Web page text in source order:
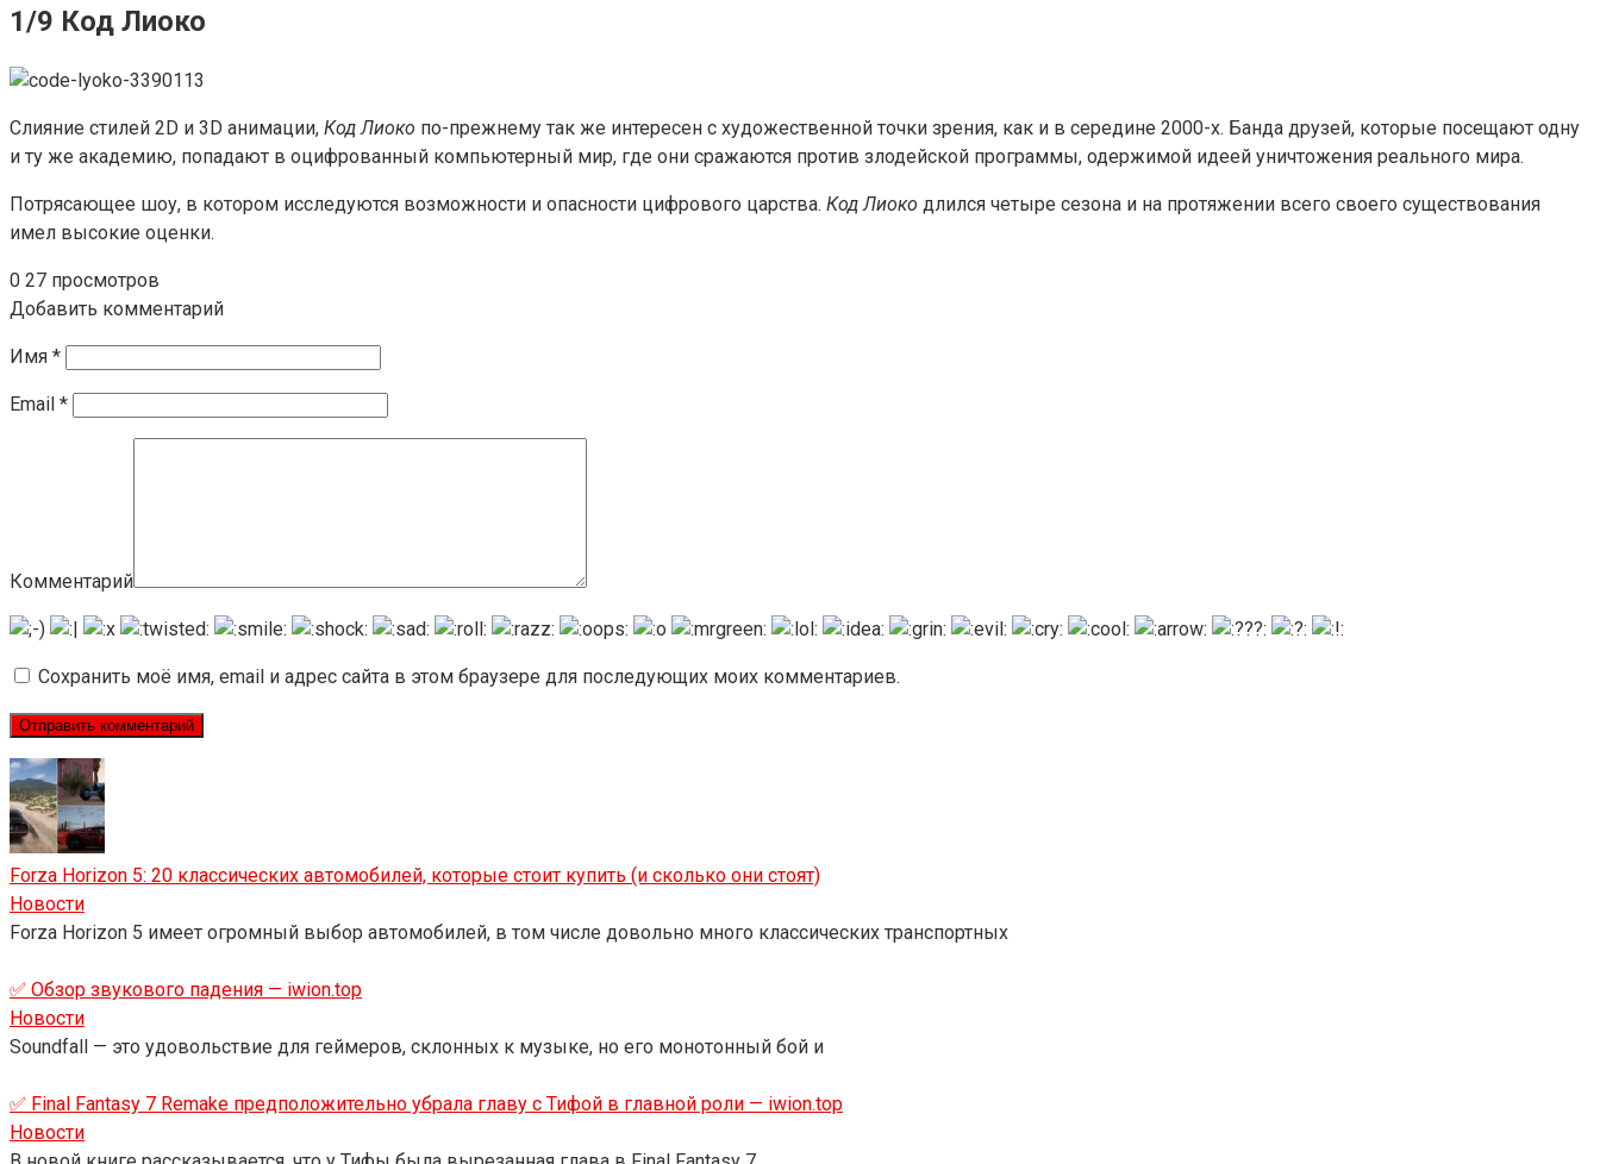
1/9 Код Лиоко
Слияние стилей 2D и 3D анимации, Код Лиоко по-прежнему так же интересен с художественной точки зрения, как и в середине 2000-х. Банда друзей, которые посещают одну
и ту же академию, попадают в оцифрованный компьютерный мир, где они сражаются против злодейской программы, одержимой идеей уничтожения реального мира.
Потрясающее шоу, в котором исследуются возможности и опасности цифрового царства. Код Лиоко длился четыре сезона и на протяжении всего своего существования
имел высокие оценки.
0 27 просмотров
Добавить комментарий
Имя *
Email *
Комментарий
Сохранить моё имя, email и адрес сайта в этом браузере для последующих моих комментариев.
Forza Horizon 5: 20 классических автомобилей, которые стоит купить (и сколько они стоят)
Новости
Forza Horizon 5 имеет огромный выбор автомобилей, в том числе довольно много классических транспортных
✅ Обзор звукового падения — iwion.top
Новости
Soundfall — это удовольствие для геймеров, склонных к музыке, но его монотонный бой и
✅ Final Fantasy 7 Remake предположительно убрала главу с Тифой в главной роли — iwion.top
Новости